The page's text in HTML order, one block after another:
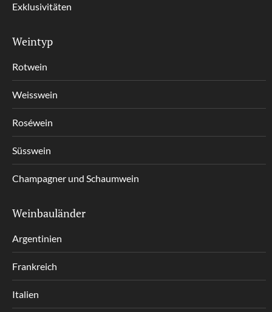
Exklusivitäten
Weintyp
Rotwein
Weisswein
Roséwein
Süsswein
Champagner und Schaumwein
Weinbauländer
Argentinien
Frankreich
Italien